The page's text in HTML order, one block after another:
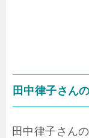
田中律子さん
田中律子さん